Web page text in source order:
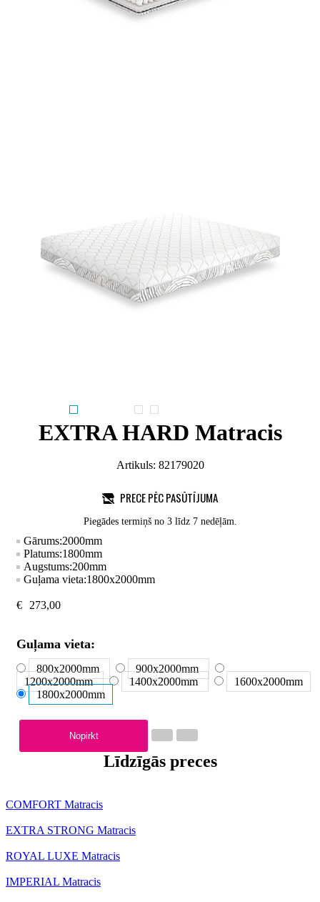
EXTRA HARD Matracis
Artikuls: 82179020
PRECE PĒC PASŪTĪJUMA
Piegādes termiņš no 3 līdz 7 nedēļām.
Gārums:2000mm
Platums:1800mm
Augstums:200mm
Guļama vieta:1800x2000mm
€ 273,00
Guļama vieta:
800x2000mm 900x2000mm
1200x2000mm 1400x2000mm 1600x2000mm
1800x2000mm
Nopirkt
Līdzīgās preces
COMFORT Matracis
EXTRA STRONG Matracis
ROYAL LUXE Matracis
IMPERIAL Matracis